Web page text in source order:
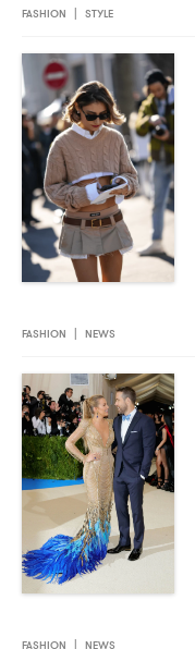
FASHION STYLE
FASHION NEWS
FASHION | NEWS